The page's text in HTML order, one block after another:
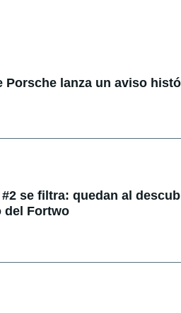
Porsche lanza un aviso
#2 se filtra: quedan al
del Fortwo